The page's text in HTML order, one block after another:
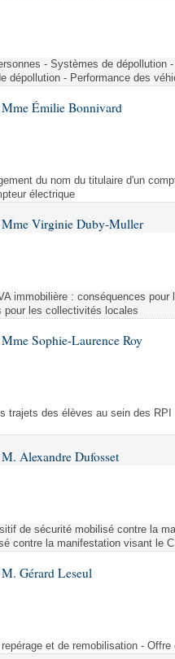
- Systèmes de dépollution
dépollution - Performance des
Mme Émilie Bonnivard
du nom du titulaire d'un
électrique
Mme Virginie Duby-Muller
immobilière : conséquences
pour les collectivités locales
Sophie-Laurence Roy
trajets des élèves au sein des
Alexandre Dufosset
de sécurité mobilisé contre la
contre la manifestation visant le
Gérard Leseul
et de remobilisation -